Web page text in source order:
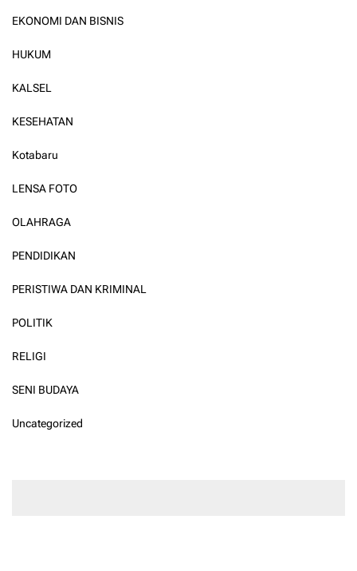
EKONOMI DAN BISNIS
HUKUM
KALSEL
KESEHATAN
Kotabaru
LENSA FOTO
OLAHRAGA
PENDIDIKAN
PERISTIWA DAN KRIMINAL
POLITIK
RELIGI
SENI BUDAYA
Uncategorized